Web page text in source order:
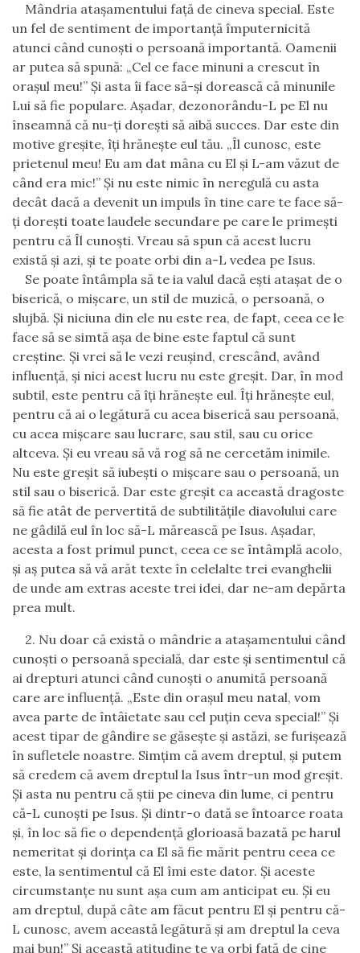
Mândria ataşamentului faţă de cineva special. Este
un fel de sentiment de importanţă împuternicită
atunci când cunoşti o persoană importantă. Oamenii
ar putea să spună: „Cel ce face minuni a crescut în
oraşul meu!” Şi asta îi face să-şi dorească că minunile
Lui să fie populare. Aşadar, dezonorându-L pe El nu
înseamnă că nu-ţi doreşti să aibă succes. Dar este din
motive greşite, îţi hrăneşte eul tău. „Îl cunosc, este
prietenul meu! Eu am dat mâna cu El şi L-am văzut de
când era mic!” Şi nu este nimic în neregulă cu asta
decât dacă a devenit un impuls în tine care te face să-
ţi doreşti toate laudele secundare pe care le primeşti
pentru că Îl cunoşti. Vreau să spun că acest lucru
există şi azi, şi te poate orbi din a-L vedea pe Isus.
Se poate întâmpla să te ia valul dacă eşti ataşat de o
biserică, o mişcare, un stil de muzică, o persoană, o
slujbă. Şi niciuna din ele nu este rea, de fapt, ceea ce le
face să se simtă aşa de bine este faptul că sunt
creştine. Şi vrei să le vezi reuşind, crescând, având
influenţă, şi nici acest lucru nu este greşit. Dar, în mod
subtil, este pentru că îţi hrăneşte eul. Îţi hrăneşte eul,
pentru că ai o legătură cu acea biserică sau persoană,
cu acea mişcare sau lucrare, sau stil, sau cu orice
altceva. Şi eu vreau să vă rog să ne cercetăm inimile.
Nu este greşit să iubeşti o mişcare sau o persoană, un
stil sau o biserică. Dar este greşit ca această dragoste
să fie atât de pervertită de subtilităţile diavolului care
ne gâdilă eul în loc să-L mărească pe Isus. Aşadar,
acesta a fost primul punct, ceea ce se întâmplă acolo,
şi aş putea să vă arăt texte în celelalte trei evanghelii
de unde am extras aceste trei idei, dar ne-am depărta
prea mult.
2. Nu doar că există o mândrie a ataşamentului când
cunoşti o persoană specială, dar este şi sentimentul că
ai drepturi atunci când cunoşti o anumită persoană
care are influenţă. „Este din oraşul meu natal, vom
avea parte de întâietate sau cel puţin ceva special!” Şi
acest tipar de gândire se găseşte şi astăzi, se furişează
în sufletele noastre. Simţim că avem dreptul, şi putem
să credem că avem dreptul la Isus într-un mod greşit.
Şi asta nu pentru că ştii pe cineva din lume, ci pentru
că-L cunoşti pe Isus. Şi dintr-o dată se întoarce roata
şi, în loc să fie o dependenţă glorioasă bazată pe harul
nemeritat şi dorinţa ca El să fie mărit pentru ceea ce
este, la sentimentul că El îmi este dator. Și aceste
circumstanţe nu sunt aşa cum am anticipat eu. Şi eu
am dreptul, după câte am făcut pentru El şi pentru că-
L cunosc, avem această legătură şi am dreptul la ceva
mai bun!” Şi această atitudine te va orbi față de cine